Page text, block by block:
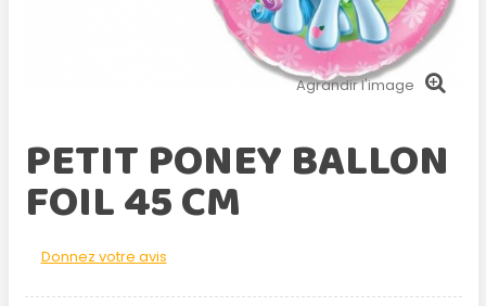
Agrandir l'image
PETIT PONEY BALLON
FOIL 45 CM
Donnez votre avis